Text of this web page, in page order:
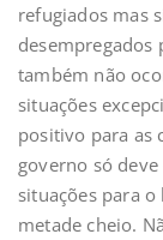
refugiados mas
desempregados
também não
situações
positivo para as
governo só
situações para
metade cheio.